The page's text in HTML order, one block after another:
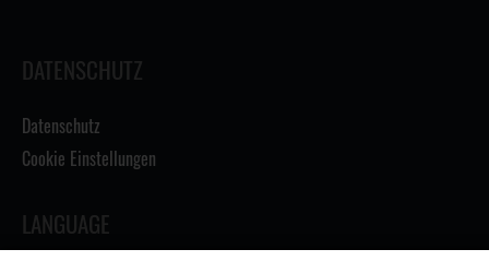
DATENSCHUTZ
Datenschutz
Cookie Einstellungen
LANGUAGE